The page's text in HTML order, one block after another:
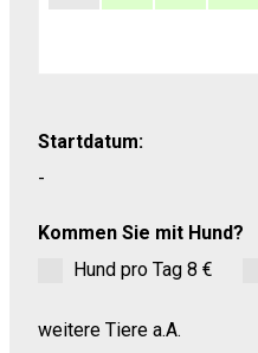
Startdatum:
-
Kommen Sie mit Hund?
Hund pro Tag 8 €
weitere Tiere a.A.